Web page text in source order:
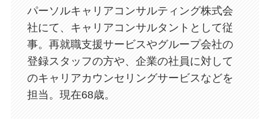
パーソルキャリアコンサルティング株式会
社にて、キャリアコンサルタントとして従
事。再就職支援サービスやグループ会社の
登録スタッフの方や、企業の社員に対して
のキャリアカウンセリングサービスなどを
担当。現在68歳。